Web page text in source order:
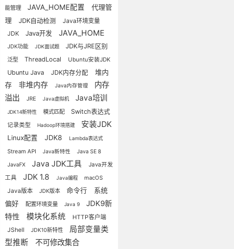
能管理
JAVA_HOME配置
代理管
理
JDK自动检测
Java环境变量
JDK
Java开发 JAVA_HOME
JDK功能 JDK面试题 JDK与JRE区别
泛型 ThreadLocal Ubuntu安装JDK
Ubuntu Java JDK内存分配
堆内
存
非堆内存 Java内存管理
内存
溢出
JRE Java虚拟机 Java培训
JDK14新特性 模式匹配 Switch表达式
记录类型 Hadoop环境搭建 安装JDK
Linux配置 JDK8 Lambda表达式
Stream API Java新特性 Java SE 8
JavaFX Java JDK工具
Java开发
工具
JDK 1.8 Java编程 macOS
Java版本 JDK版本 命令行
系统
偏好
配置环境变量 Java 9
JDK9新
特性
模块化系统
HTTP客户端
JShell
JDK10新特性
局部变量类
型推断
不可修改集合